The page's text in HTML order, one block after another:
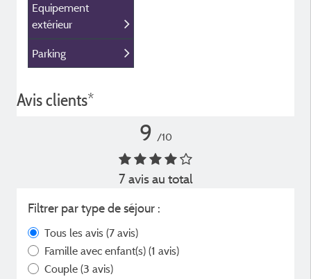
Equipement
extérieur
Parking
Avis clients*
9 /10
7 avis au total
Filtrer par type de séjour :
Tous les avis (7 avis)
Famille avec enfant(s) (1 avis)
Couple (3 avis)